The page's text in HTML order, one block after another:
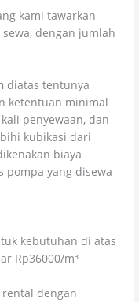
kami tawarkan
dengan jumlah
diatas tentunya
ketentuan minimal
penyewaan, dan
kubikasi dari
biaya
pompa yang disewa
kebutuhan di atas
Rp36000/m³
rental dengan